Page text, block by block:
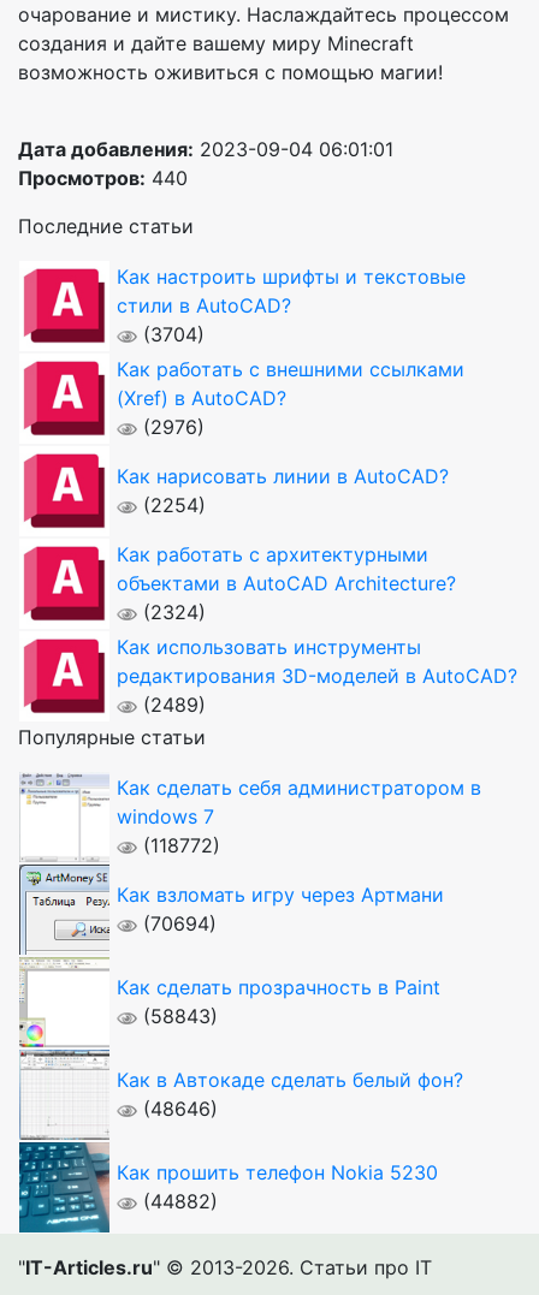
очарование и мистику. Наслаждайтесь процессом
создания и дайте вашему миру Minecraft
возможность оживиться с помощью магии!
Дата добавления: 2023-09-04 06:01:01
Просмотров: 440
Последние статьи
Как настроить шрифты и текстовые
стили в AutoCAD?
(3704)
Как работать с внешними ссылками
(Xref) в AutoCAD?
(2976)
Как нарисовать линии в AutoCAD?
(2254)
Как работать с архитектурными
объектами в AutoCAD Architecture?
(2324)
Как использовать инструменты
редактирования 3D-моделей в AutoCAD?
(2489)
Популярные статьи
Как сделать себя администратором в
windows 7
(118772)
Как взломать игру через Артмани
(70694)
Как сделать прозрачность в Paint
(58843)
Как в Автокаде сделать белый фон?
(48646)
Как прошить телефон Nokia 5230
(44882)
"IT-Articles.ru" © 2013-2026. Статьи про IT